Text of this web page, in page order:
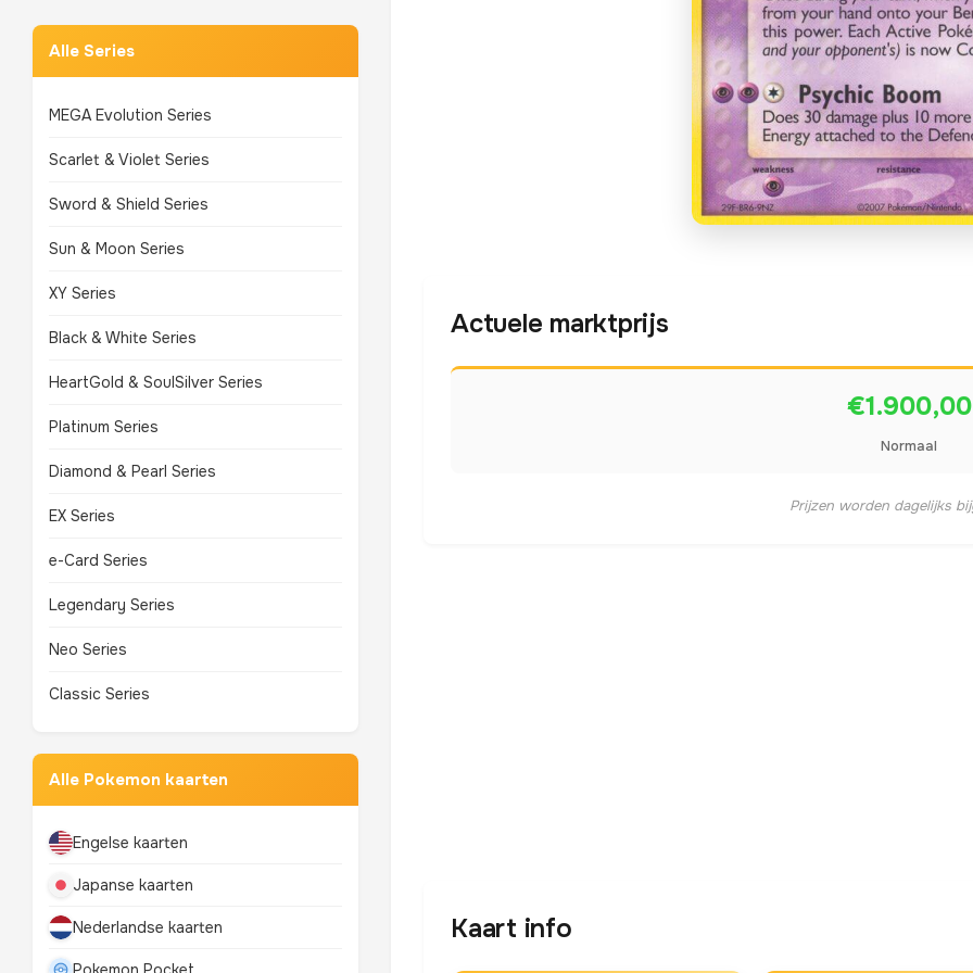
Alle Series
MEGA Evolution Series
Scarlet & Violet Series
Sword & Shield Series
Sun & Moon Series
XY Series
Black & White Series
HeartGold & SoulSilver Series
Platinum Series
Diamond & Pearl Series
EX Series
e-Card Series
Legendary Series
Neo Series
Classic Series
Alle Pokemon kaarten
Engelse kaarten
Japanse kaarten
Nederlandse kaarten
Actuele marktprijs
€1.900,00
Normaal
Prijzen worden dagelijks
Kaart info